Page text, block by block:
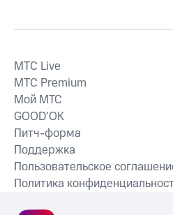
MTС Live
MTС Premium
Мой МТС
GOOD’OK
Питч-форма
Поддержка
Пользовательское
Политика